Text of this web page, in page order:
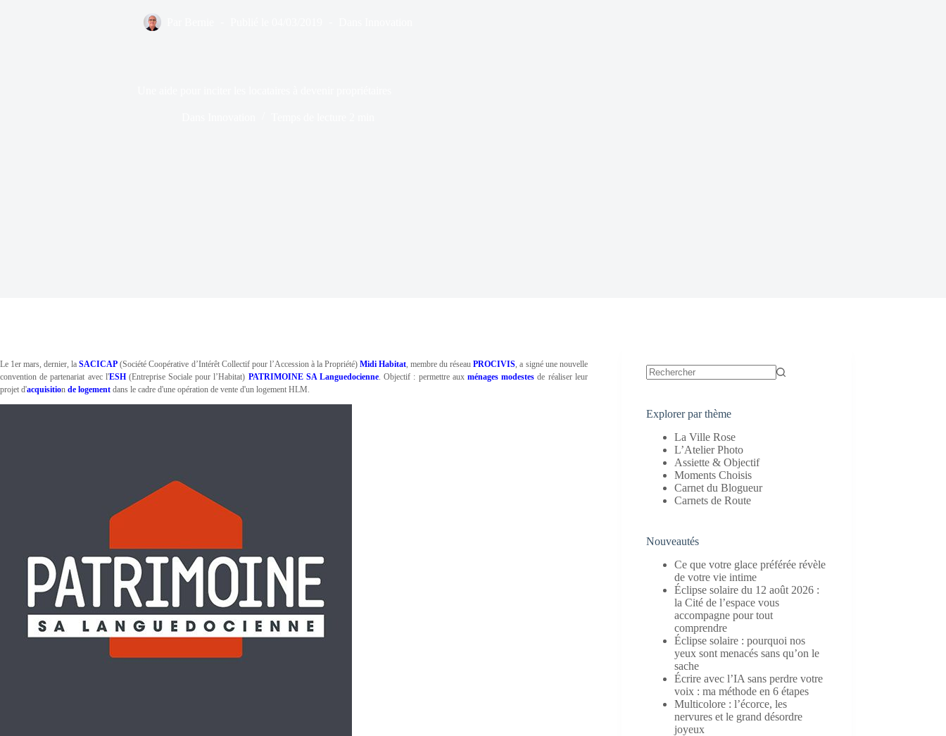
Le 1er mars, dernier, laSACICAP (Société Coopérative d’Intérêt Collectif pour l’Accession à la Propriété)Midi Habitat, membre du réseauPROCIVIS, a signé une nouvelle
convention de partenariat avec l'ESH(Entreprise Sociale pour l’Habitat) PATRIMOINE SA Languedocienne. Objectif : permettre aux ménages modestes de réaliser leur
projet d'acquisition de logement dans le cadre d'une opération de vente d'un logement HLM.
Explorer par thème
La Ville Rose
L’Atelier Photo
Assiette & Objectif
Moments Choisis
Carnet du Blogueur
Carnets de Route
Nouveautés
Ce que votre glace préférée révèle
de votre vie intime
Éclipse solaire du 12 août 2026 :
la Cité de l’espace vous
accompagne pour tout
comprendre
Éclipse solaire : pourquoi nos
yeux sont menacés sans qu’on le
sache
Écrire avec l’IA sans perdre votre
voix : ma méthode en 6 étapes
Multicolore : l’écorce, les
nervures et le grand désordre
joyeux